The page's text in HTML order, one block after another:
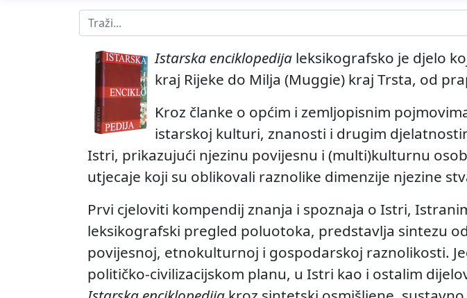
Istarska enciklopedija leksikografsko je djelo
kraj Rijeke do Milja (Muggie) kraj Trsta, od
Kroz članke o općim i zemljopisnim
istarskoj kulturi, znanosti i drugim
Istri, prikazujući njezinu povijesnu i (multi)kulturnu
utjecaje koji su oblikovali raznolike dimenzije njezine
Prvi cjeloviti kompendij znanja i spoznaja o Istri,
leksikografski pregled poluotoka, predstavlja sintezu
povijesnoj, etnokulturnoj i gospodarskoj raznolikosti.
političko-civilizacijskom planu, u Istri kao i ostalim